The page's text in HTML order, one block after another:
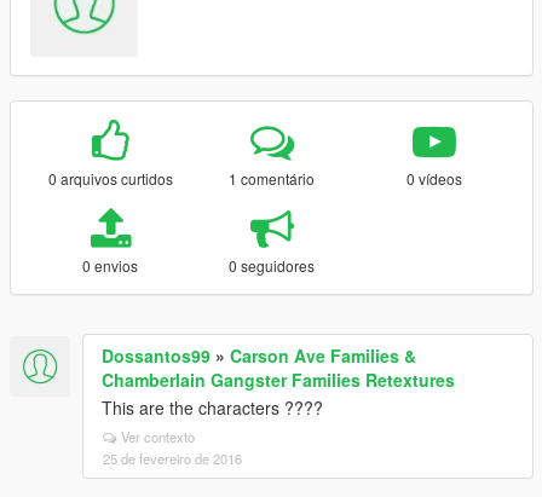
0 arquivos curtidos 1 comentário 0 vídeos
0 envios 0 seguidores
Dossantos99 » Carson Ave Families &
Chamberlain Gangster Families Retextures
This are the characters ????
Ver contexto
25 de fevereiro de 2016